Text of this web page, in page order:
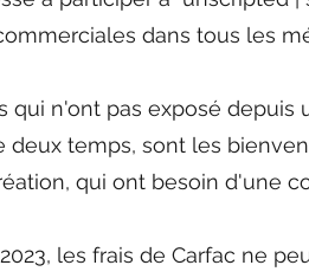
dans tous les
qui n'ont pas exposé
deux temps, sont les
qui ont besoin d'une
les frais de Carfac ne